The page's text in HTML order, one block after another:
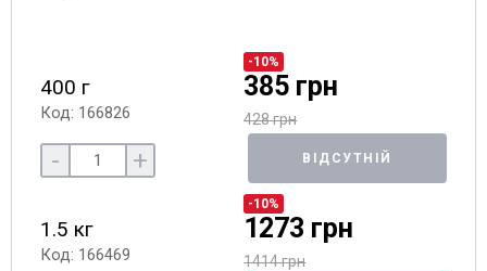
400 г
Код: 166826
-10%
385 грн
428 грн
- + ВІДСУТНІЙ
1.5 кг
Код: 166469
-10%
1273 грн
1414 грн